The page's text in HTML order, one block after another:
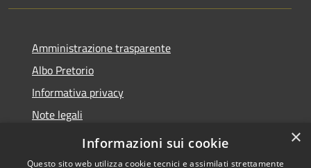
Amministrazione trasparente
Albo Pretorio
Informativa privacy
Note legali
Dichiarazione di accessibilità 2025 ×
Informazioni sui cookie
Questo sito web utilizza cookie tecnici e assimilati strettamente